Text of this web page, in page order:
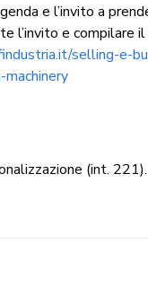
e l’invito a
l’invito e compilare
selling-e-
machinery
(int. 221).